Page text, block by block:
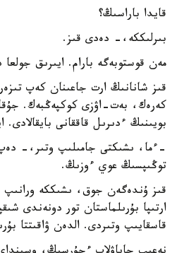
قايدا باراسىڭ؟
بىرلىككە،- دەدى قىز.
مەن قوستوبەگە بارام. ايىرىق
قىز شانانىڭ ارت جاعىنان كەپ
كەرەك، بەت-اۋزى كوكپەڭبەك.
بويىنىڭ ءدىرىل قاققانى
-ءما، ىشىكتى جامىلىپ وتىر،-
توڭىپسىڭ عوي ءوزىڭ.
قىز ۇندەگەن جوق، ىشىككە ورانىپ
ارتىپا بۇرىلماستان تور دونەندى
قاسقايىپ وتىردى. الدەن ۋاقىتتا